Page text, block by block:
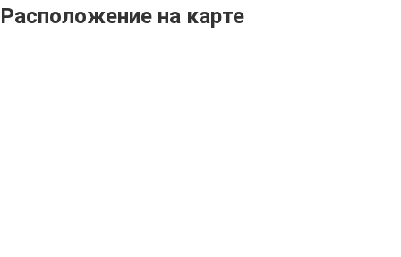
Расположение на карте